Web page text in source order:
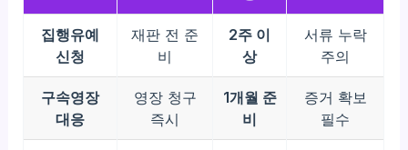
집행유예
신청
재판 전 준
비
2주 이
상
서류 누락
주의
구속영장
대응
영장 청구
즉시
1개월 준
비
증거 확보
필수